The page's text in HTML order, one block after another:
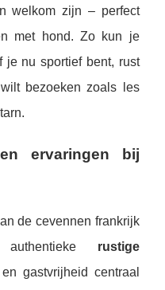
welkom zijn – perfect
met hond. Zo kun je
je nu sportief bent, rust
bezoeken zoals les
ervaringen bij
de cevennen frankrijk
rustige
gastvrijheid centraal